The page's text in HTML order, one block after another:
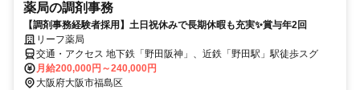
薬局の調剤事務
【調剤事務経験者採用】土日祝休みで長期休暇も充実✨賞与年2回
リーフ薬局
交通・アクセス 地下鉄「野田阪神」、近鉄「野田駅」駅徒歩スグ
月給200,000円～240,000円
大阪府大阪市福島区